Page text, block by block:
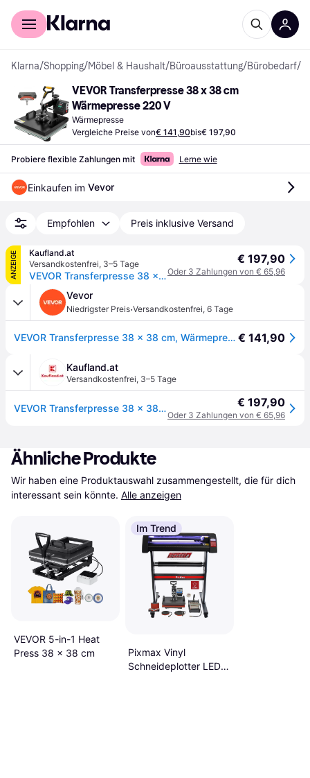
Für Shopper
Klarna/Shopping/Möbel & Haushalt/Büroausstattung/Bürobedarf/
VEVOR Transferpresse 38 x 38 cm
Wärmepresse 220 V
Wärmepresse
Vergleiche Preise von€ 141,90bis€ 197,90
Probiere flexible Zahlungen mit Lerne wie
Einkaufen im Vevor
Empfohlen Preis inklusive Versand
ANZEIGE
Kaufland.at
Versandkostenfrei, 3–5 Tage
VEVOR Transferpresse 38 x 38 cm, Wärmepresse 220 V, Transferpresse 1200 W, Textilpresse 14 x 7,6 cm, Hemdenpresse Max. 250 °C, Sublimationspresse, Hobby T-Shirt Presse
€ 197,90
Oder 3 Zahlungen von € 65,96
Vevor
Niedrigster Preis·Versandkostenfrei, 6 Tage
VEVOR Transferpresse 38 x 38 cm, Wärmepresse 220 V, Transferpresse 1200 W, Textilpresse 14 x 7,6 cm, Hemdenpresse Max. 250 °C, Sublimationspresse, Hobby T-Shirt Presse € 141,90
Kaufland.at
Versandkostenfrei, 3–5 Tage
VEVOR Transferpresse 38 x 38 cm, Wärmepresse 220 V, Transferpresse 1200 W, Textilpresse 14 x 7,6 cm, Hemdenpresse Max. 250 °C, Sublimationspresse, Hobby T-Shirt Presse € 197,90
Oder 3 Zahlungen von € 65,96
Ähnliche Produkte
Wir haben eine Produktauswahl zusammengestellt, die für dich
interessant sein könnte. Alle anzeigen
VEVOR 5-in-1 Heat
Press 38 x 38 cm
Im Trend
Pixmax Vinyl
Schneideplotter LED